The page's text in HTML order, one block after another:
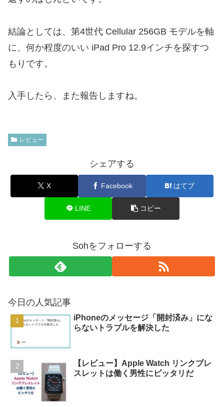
結論としては、第4世代 Cellular 256GB モデルを軸
に、何か程度のいい iPad Pro 12.9インチを探すつ
もりです。
入手したら、また報告しますね。
レビュー
シェアする
X Facebook はてブ
LINE コピー
Sohをフォローする
今日の人気記事
iPhoneのメッセージ「開封済み」にな
らないトラブルを解決した
【レビュー】Apple Watch リンクブレ
スレットは働く男性にピッタリだ